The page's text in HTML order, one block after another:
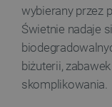
wybierany przez
Świetnie nadaje
biżuterii,
skomplikowania.